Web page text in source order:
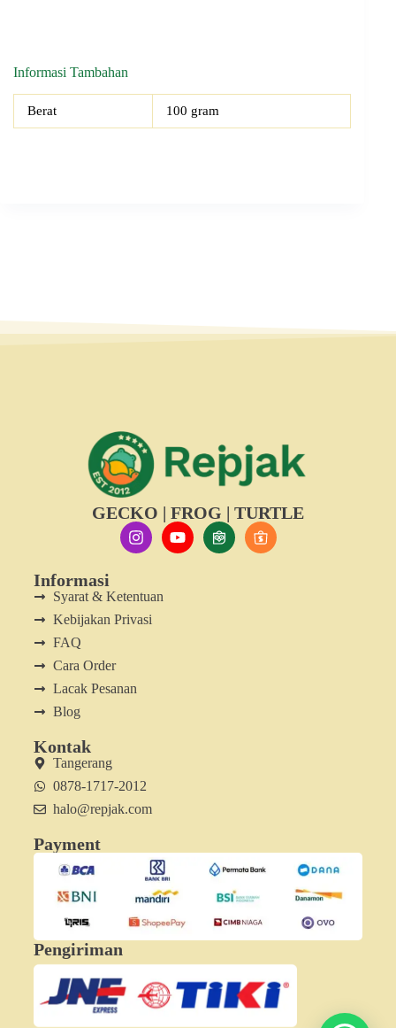
Informasi Tambahan
Berat 100 gram
GECKO | FROG | TURTLE
Informasi
Syarat & Ketentuan
Kebijakan Privasi
FAQ
Cara Order
Lacak Pesanan
Blog
Kontak
Tangerang
0878-1717-2012
halo@repjak.com
Payment
Pengiriman